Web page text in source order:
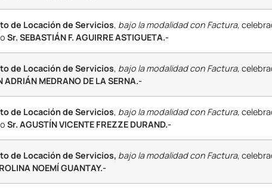
de Locación de Servicios, bajo la modalidad con Factura,
Sr. SEBASTIÁN F. AGUIRRE ASTIGUETA.-
de Locación de Servicios, bajo la modalidad con Factura,
ADRIÁN MEDRANO DE LA SERNA.-
de Locación de Servicios, bajo la modalidad con Factura,
Sr. AGUSTÍN VICENTE FREZZE DURAND.-
de Locación de Servicios, bajo la modalidad con Factura,
NOEMÍ GUANTAY.-